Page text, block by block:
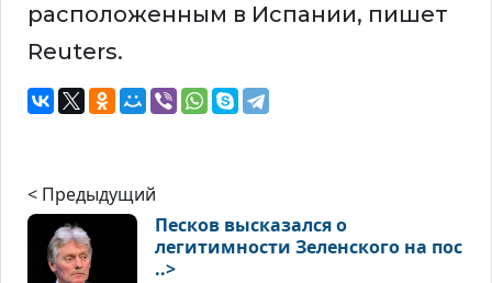
расположенным в Испании, пишет
Reuters.
< Предыдущий
Песков высказался о
легитимности Зеленского на пос
..>